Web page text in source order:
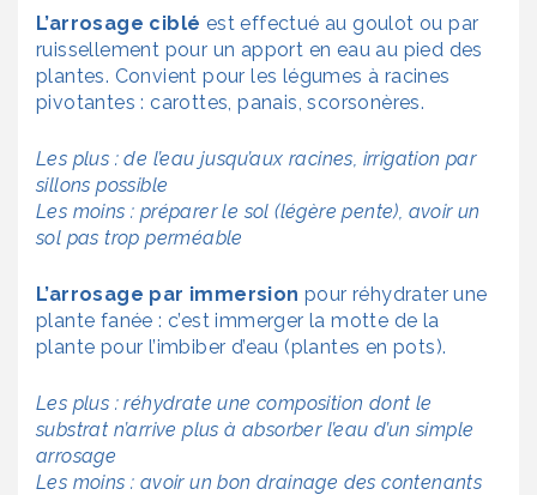
L’arrosage ciblé est effectué au goulot ou par
ruissellement pour un apport en eau au pied des
plantes. Convient pour les légumes à racines
pivotantes : carottes, panais, scorsonères.
Les plus : de l’eau jusqu’aux racines, irrigation par
sillons possible
Les moins : préparer le sol (légère pente), avoir un
sol pas trop perméable
L’arrosage par immersion pour réhydrater une
plante fanée : c’est immerger la motte de la
plante pour l’imbiber d’eau (plantes en pots).
Les plus : réhydrate une composition dont le
substrat n’arrive plus à absorber l’eau d’un simple
arrosage
Les moins : avoir un bon drainage des contenants